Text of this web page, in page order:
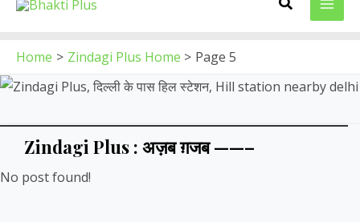
Home Zindagi Plus Home Page 5
Zindagi Plus : अज़ब ग़जब ——–
No post found!